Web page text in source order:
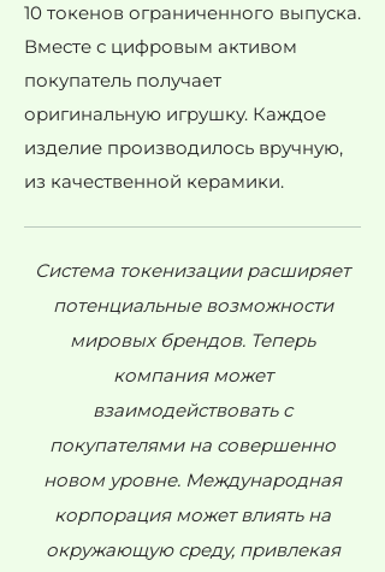
10 токенов ограниченного выпуска.
Вместе с цифровым активом
покупатель получает
оригинальную игрушку. Каждое
изделие производилось вручную,
из качественной керамики.
Система токенизации расширяет
потенциальные возможности
мировых брендов. Теперь
компания может
взаимодействовать с
покупателями на совершенно
новом уровне. Международная
корпорация может влиять на
окружающую среду, привлекая